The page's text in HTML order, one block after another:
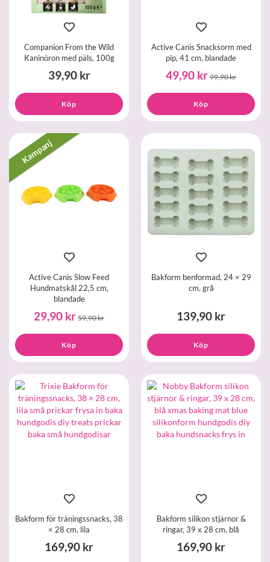
Companion From the Wild
Kaninöron med päls, 100g
39,90 kr
Köp
Active Canis Snacksorm med
pip, 41 cm, blandade
49,90 kr 99,90 kr
Köp
Kampanj
Active Canis Slow Feed
Hundmatskål 22,5 cm,
blandade
29,90 kr 59,90 kr
Köp
Bakform benformad, 24 × 29
cm, grå
139,90 kr
Köp
Bakform för träningssnacks, 38
× 28 cm, lila
169,90 kr
Bakform silikon stjärnor &
ringar, 39 x 28 cm, blå
169,90 kr